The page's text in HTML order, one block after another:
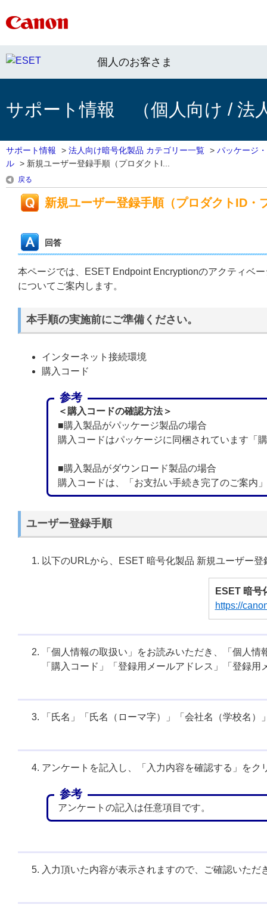
個人のお客さま
サポート情報 （個人向け / 法
サポート情報 > 法人向け暗号化製品 カテゴリー一覧 > パッケージ
ル > 新規ユーザー登録手順（プロダクトI...
戻る
新規ユーザー登録手順（プロダクトID・
回答
本ページでは、ESET Endpoint Encryptionのアクティベ
についてご案内します。
本手順の実施前にご準備ください。
インターネット接続環境
購入コード
参考
＜購入コードの確認方法＞
■購入製品がパッケージ製品の場合
購入コードはパッケージに同梱されています「
■購入製品がダウンロード製品の場合
購入コードは、「お支払い手続き完了のご案内
ユーザー登録手順
以下のURLから、ESET 暗号化製品 新規ユーザー
ESET 暗号
https://
「個人情報の取扱い」をお読みいただき、「個人
「購入コード」「登録用メールアドレス」「登録
「氏名」「氏名（ローマ字）」「会社名（学校名
アンケートを記入し、「入力内容を確認する」をク
参考
アンケートの記入は任意項目です。
入力頂いた内容が表示されますので、ご確認いた